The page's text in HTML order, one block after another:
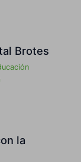
Brotes
la